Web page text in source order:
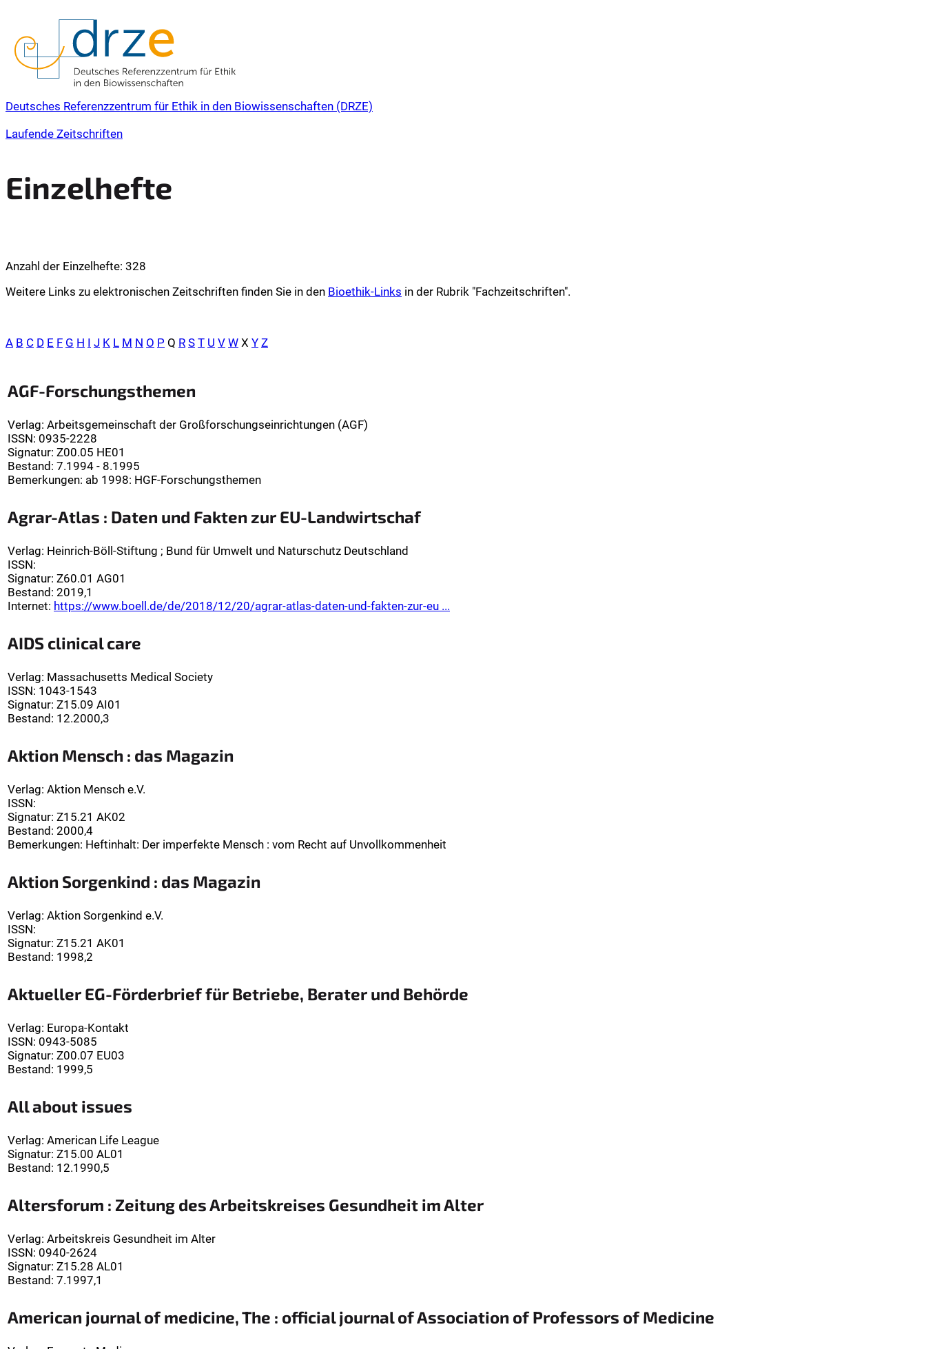
Deutsches Referenzzentrum für Ethik in den Biowissenschaften (DRZE)
Laufende Zeitschriften
Einzelhefte
Anzahl der Einzelhefte: 328
Weitere Links zu elektronischen Zeitschriften finden Sie in den Bioethik-Links in der Rubrik "Fachzeitschriften".
A B C D E F G H I J K L M N O P Q R S T U V W X Y Z
AGF-Forschungsthemen
Verlag: Arbeitsgemeinschaft der Großforschungseinrichtungen (AGF)
ISSN: 0935-2228
Signatur: Z00.05 HE01
Bestand: 7.1994 - 8.1995
Bemerkungen: ab 1998: HGF-Forschungsthemen
Agrar-Atlas : Daten und Fakten zur EU-Landwirtschaf
Verlag: Heinrich-Böll-Stiftung ; Bund für Umwelt und Naturschutz Deutschland
ISSN:
Signatur: Z60.01 AG01
Bestand: 2019,1
Internet: https://www.boell.de/de/2018/12/20/agrar-atlas-daten-und-fakten-zur-eu ...
AIDS clinical care
Verlag: Massachusetts Medical Society
ISSN: 1043-1543
Signatur: Z15.09 AI01
Bestand: 12.2000,3
Aktion Mensch : das Magazin
Verlag: Aktion Mensch e.V.
ISSN:
Signatur: Z15.21 AK02
Bestand: 2000,4
Bemerkungen: Heftinhalt: Der imperfekte Mensch : vom Recht auf Unvollkommenheit
Aktion Sorgenkind : das Magazin
Verlag: Aktion Sorgenkind e.V.
ISSN:
Signatur: Z15.21 AK01
Bestand: 1998,2
Aktueller EG-Förderbrief für Betriebe, Berater und Behörde
Verlag: Europa-Kontakt
ISSN: 0943-5085
Signatur: Z00.07 EU03
Bestand: 1999,5
All about issues
Verlag: American Life League
Signatur: Z15.00 AL01
Bestand: 12.1990,5
Altersforum : Zeitung des Arbeitskreises Gesundheit im Alter
Verlag: Arbeitskreis Gesundheit im Alter
ISSN: 0940-2624
Signatur: Z15.28 AL01
Bestand: 7.1997,1
American journal of medicine, The : official journal of Association of Professors of Medicine